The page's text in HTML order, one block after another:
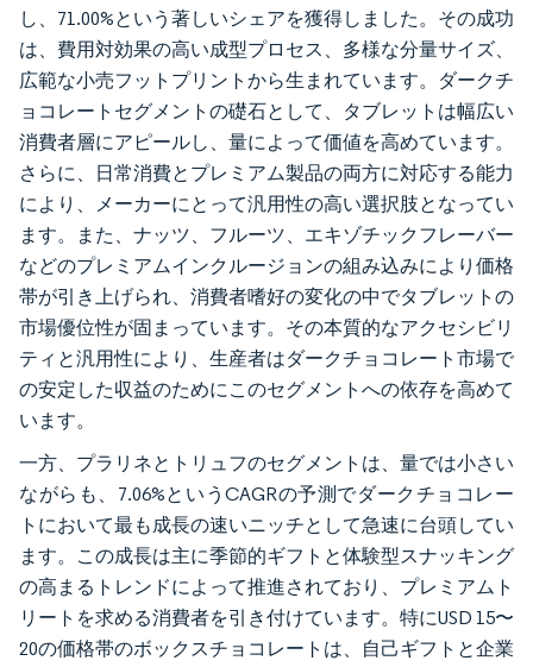
し、71.00%という著しいシェアを獲得しました。その成功
は、費用対効果の高い成型プロセス、多様な分量サイズ、
広範な小売フットプリントから生まれています。ダークチ
ョコレートセグメントの礎石として、タブレットは幅広い
消費者層にアピールし、量によって価値を高めています。
さらに、日常消費とプレミアム製品の両方に対応する能力
により、メーカーにとって汎用性の高い選択肢となってい
ます。また、ナッツ、フルーツ、エキゾチックフレーバー
などのプレミアムインクルージョンの組み込みにより価格
帯が引き上げられ、消費者嗜好の変化の中でタブレットの
市場優位性が固まっています。その本質的なアクセシビリ
ティと汎用性により、生産者はダークチョコレート市場で
の安定した収益のためにこのセグメントへの依存を高めて
います。
一方、プラリネとトリュフのセグメントは、量では小さい
ながらも、7.06%というCAGRの予測でダークチョコレー
トにおいて最も成長の速いニッチとして急速に台頭してい
ます。この成長は主に季節的ギフトと体験型スナッキング
の高まるトレンドによって推進されており、プレミアムト
リートを求める消費者を引き付けています。特にUSD 15〜
20の価格帯のボックスチョコレートは、自己ギフトと企業